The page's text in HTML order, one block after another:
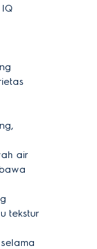
air
tekstur